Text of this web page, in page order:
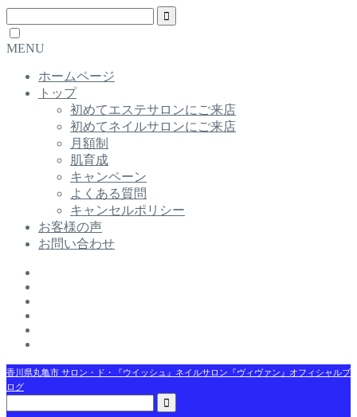
MENU
ホームページ
トップ
初めてエステサロンにご来店
初めてネイルサロンにご来店
月額制
肌育成
キャンペーン
よくある質問
キャンセルポリシー
お客様の声
お問い合わせ
香川県丸亀市 サロン・ド・『ウイッシュ』ネイルサロン『ヴィヴァン』オフィシャルブ
ログ